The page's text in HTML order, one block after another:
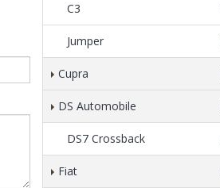
C3
Jumper
Cupra
DS Automobile
DS7 Crossback
Fiat